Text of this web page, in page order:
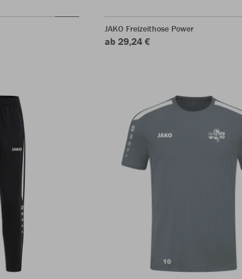
JAKO Freizeithose Power
ab 29,24 €